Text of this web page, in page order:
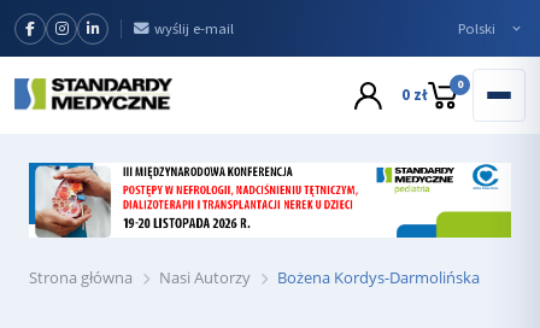
wyślij e-mail
0 zł 0
Strona główna Nasi Autorzy Bożena Kordys-Darmolińska